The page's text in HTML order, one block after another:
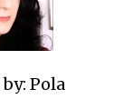
Pola